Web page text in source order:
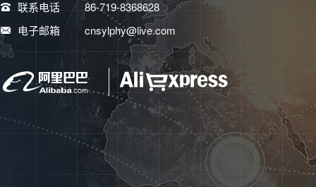
底盘转向： 2018款东风
小康K01 1.0L 2.3m瓦楞货箱A
F10 国V 数据纠错
驱动方式： 中置后驱
车体结构： 承载式
助力类型： 无助力
前悬挂类型： 麦弗逊式
独立悬挂
后悬挂类型： 钢板弹簧
式非独立悬挂
车轮制动： 2018款东风
小康K01 1.0L 2.3m瓦楞货箱A
联系电话
86-719-8368628
电子邮箱
cnsylphy@live.com